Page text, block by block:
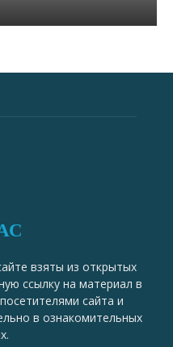
взяты из открытых
ссылку на материал в
сайта и
в ознакомительных